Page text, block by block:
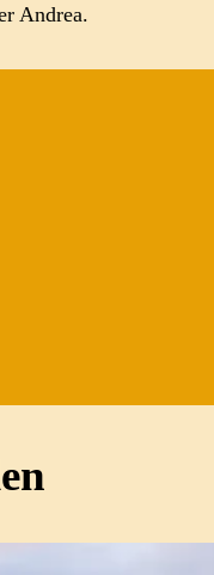
Andrea.